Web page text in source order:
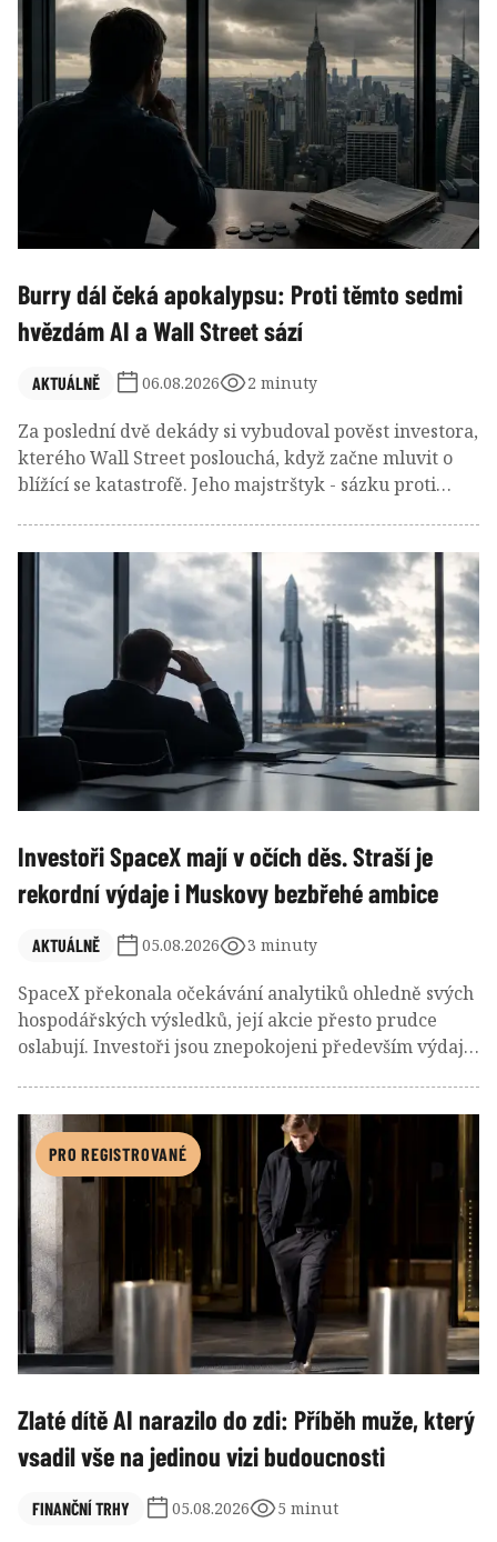
Burry dál čeká apokalypsu: Proti těmto sedmi
hvězdám AI a Wall Street sází
AKTUÁLNĚ 06.08.2026 2 minuty
Za poslední dvě dekády si vybudoval pověst investora,
kterého Wall Street poslouchá, když začne mluvit o
blížící se katastrofě. Jeho majstrštyk - sázku proti
pesimistický signál. Aktuální euforie je podle něj jen
předzvěstí prudkého obratu.
Investoři SpaceX mají v očích děs. Straší je
rekordní výdaje i Muskovy bezbřehé ambice
AKTUÁLNĚ 05.08.2026 3 minuty
SpaceX překonala očekávání analytiků ohledně svých
hospodářských výsledků, její akcie přesto prudce
oslabují. Investoři jsou znepokojeni především výdaji
centra na oběžné dráze i další expanzi Starlinku.
PRO REGISTROVANÉ
Zlaté dítě AI narazilo do zdi: Příběh muže, který
vsadil vše na jedinou vizi budoucnosti
FINANČNÍ TRHY 05.08.2026 5 minut